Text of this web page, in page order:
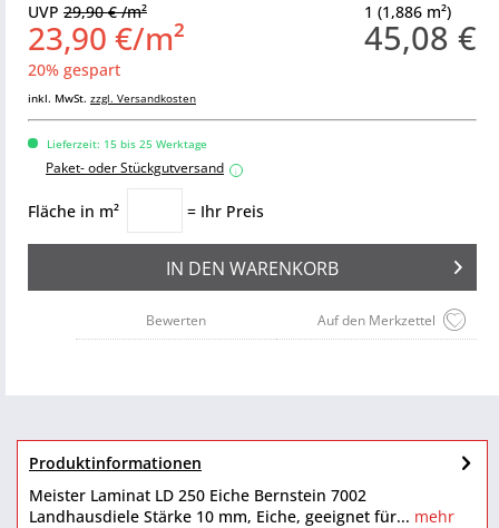
1 (1,886 m²)
45,08 €
UVP 29,90 € /m²
23,90 €/m²
20% gespart
inkl. MwSt. zzgl. Versandkosten
Lieferzeit: 15 bis 25 Werktage
Paket- oder Stückgutversand i
Fläche in m² = Ihr Preis
IN DEN WARENKORB
Auf den Merkzettel
Bewerten
Produktinformationen
Meister Laminat LD 250 Eiche Bernstein 7002
Landhausdiele Stärke 10 mm, Eiche, geeignet für... mehr